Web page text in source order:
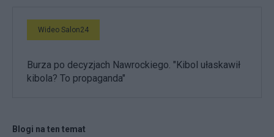
Wideo Salon24
Burza po decyzjach Nawrockiego. "Kibol ułaskawił
kibola? To propaganda"
Blogi na ten temat